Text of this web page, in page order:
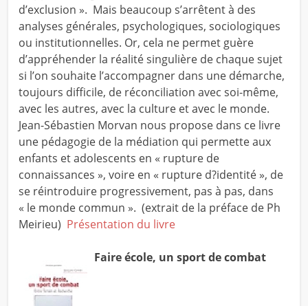
d’exclusion ». Mais beaucoup s’arrêtent à des
analyses générales, psychologiques, sociologiques
ou institutionnelles. Or, cela ne permet guère
d’appréhender la réalité singulière de chaque sujet
si l’on souhaite l’accompagner dans une démarche,
toujours difficile, de réconciliation avec soi-même,
avec les autres, avec la culture et avec le monde.
Jean-Sébastien Morvan nous propose dans ce livre
une pédagogie de la médiation qui permette aux
enfants et adolescents en « rupture de
connaissances », voire en « rupture d?identité », de
se réintroduire progressivement, pas à pas, dans
« le monde commun ». (extrait de la préface de Ph
Meirieu) Présentation du livre
Faire école, un sport de combat